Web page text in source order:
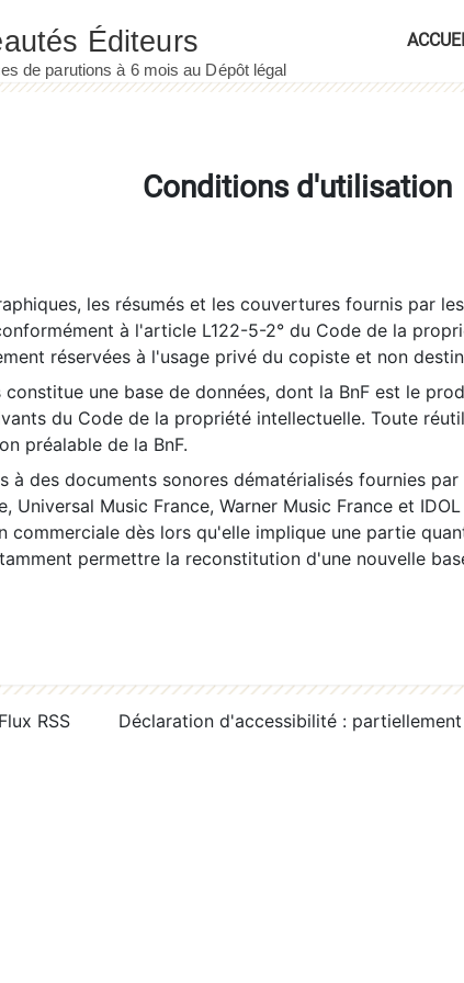
Conditions d'utilisation
les résumés et les couvertures fournis par
à l'article L122-5-2° du Code de la
réservées à l'usage privé du copiste et non
constitue une base de données, dont la BnF est le
du Code de la propriété intellectuelle. Toute
préalable de la BnF.
à des documents sonores dématérialisés fournies
Universal Music France, Warner Music France et
commerciale dès lors qu'elle implique une partie
permettre la reconstitution d'une nouvelle
Flux RSS Déclaration d'accessibilité :